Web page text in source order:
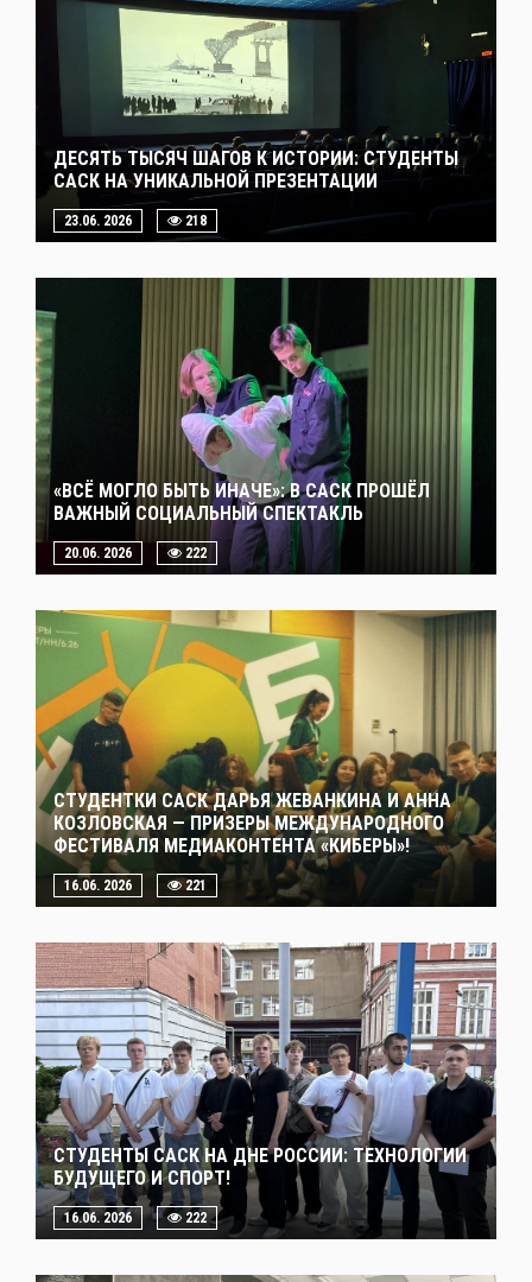
ДЕСЯТЬ ТЫСЯЧ ШАГОВ К ИСТОРИИ: СТУДЕНТЫ
САСК НА УНИКАЛЬНОЙ ПРЕЗЕНТАЦИИ
23.06. 2026 218
«ВСЁ МОГЛО БЫТЬ ИНАЧЕ»: В САСК ПРОШЁЛ
ВАЖНЫЙ СОЦИАЛЬНЫЙ СПЕКТАКЛЬ
20.06. 2026 222
СТУДЕНТКИ САСК ДАРЬЯ ЖЕВАНКИНА И АННА
КОЗЛОВСКАЯ — ПРИЗЕРЫ МЕЖДУНАРОДНОГО
ФЕСТИВАЛЯ МЕДИАКОНТЕНТА «КИБЕРЫ»!
16.06. 2026 221
СТУДЕНТЫ САСК НА ДНЕ РОССИИ: ТЕХНОЛОГИИ
БУДУЩЕГО И СПОРТ!
16.06. 2026 222